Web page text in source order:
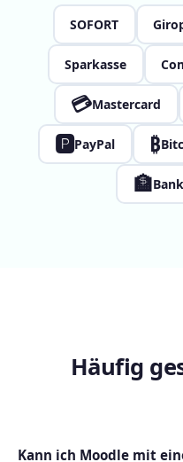
SOFORT
Sparkasse
💳Mastercard
🅿PayPal ₿
🏦
Häufig
Kann ich Moodle mit